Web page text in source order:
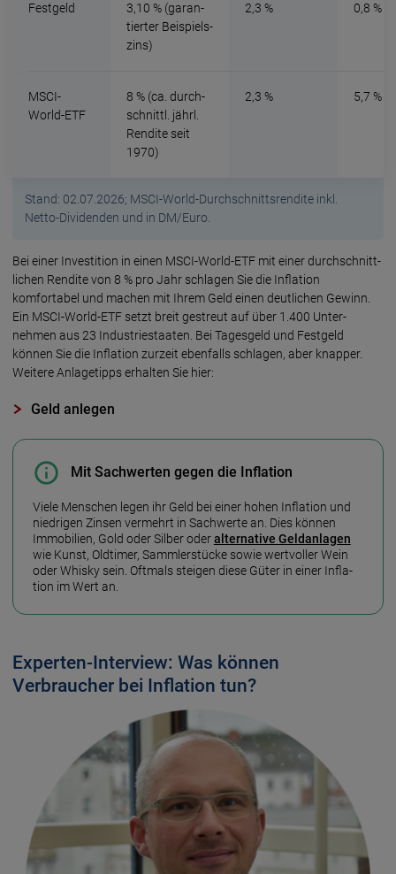
Festgeld
3,10 % (garan­
tierter Beispiels­
zins)
2,3 % 0,8 %
MSCI-
World-ETF
8 % (ca. durch­
schnittl. jährl.
Rendite seit
1970)
2,3 % 5,7 %
Stand: 02.07.2026; MSCI-World-Durchschnittsrendite inkl.
Netto-Dividenden und in DM/Euro.
Bei einer Investition in einen MSCI-World-ETF mit einer durch­schnitt­
lichen Ren­dite von 8 % pro Jahr schlagen Sie die Infla­tion
komfortabel und machen mit Ihrem Geld einen deutlichen Gewinn.
Ein MSCI-World-ETF setzt breit gestreut auf über 1.400 Unter­
nehmen aus 23 Industrie­staaten. Bei Tagesgeld und Festgeld
können Sie die Inflation zurzeit ebenfalls schlagen, aber knapper.
Weitere Anlage­tipps erhalten Sie hier:
Geld anlegen
Mit Sachwerten gegen die Inflation
Viele Menschen legen ihr Geld bei einer hohen Infla­tion und
niedrigen Zinsen ver­mehrt in Sach­werte an. Dies können
Immo­bilien, Gold oder Silber oderalter­native Geld­an­lagen
wie Kunst, Old­timer, Sammler­stücke sowie wert­voller Wein
oder Whisky sein. Oft­mals steigen diese Güter in einer Infla­
tion im Wert an.
Experten-Interview: Was können
Verbraucher bei Inflation tun?